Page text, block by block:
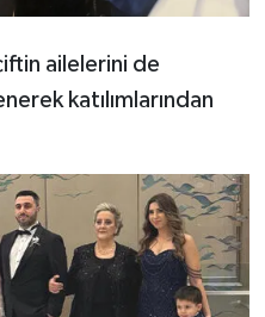
ailelerini de
katılımlarından